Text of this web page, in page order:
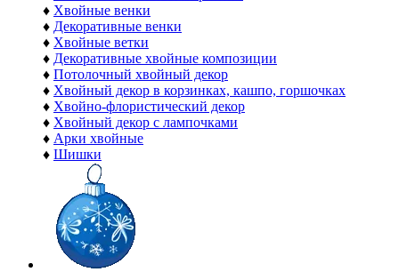
♦ Хвойные венки
♦ Декоративные венки
♦ Хвойные ветки
♦ Декоративные хвойные композиции
♦ Потолочный хвойный декор
♦ Хвойный декор в корзинках, кашпо, горшочках
♦ Хвойно-флористический декор
♦ Хвойный декор с лампочками
♦ Арки хвойные
♦ Шишки